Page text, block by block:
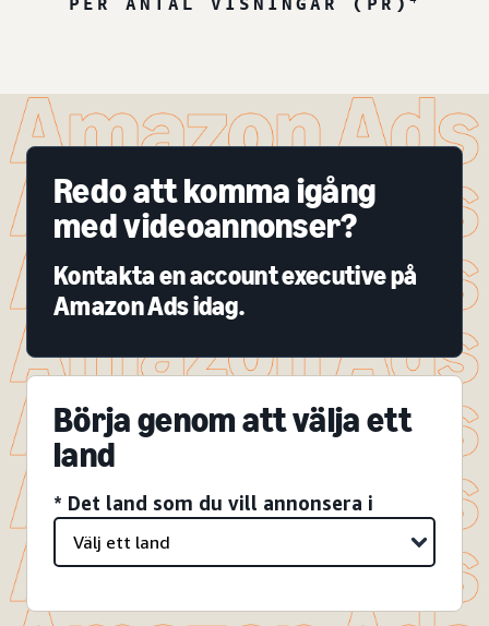
Redo att komma igång
med videoannonser?
Kontakta en account executive på
Amazon Ads idag.
Börja genom att välja ett
land
* Det land som du vill annonsera i